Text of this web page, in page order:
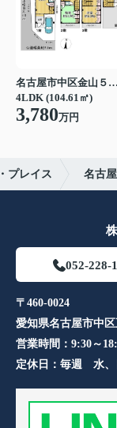
名古屋市中区金山５丁目
4LDK (104.61㎡)
3,780万円
プレイス 名古
052-228-
〒460-0024
愛知県名古屋市中
営業時間： 9:30～
定休日： 毎週 水、